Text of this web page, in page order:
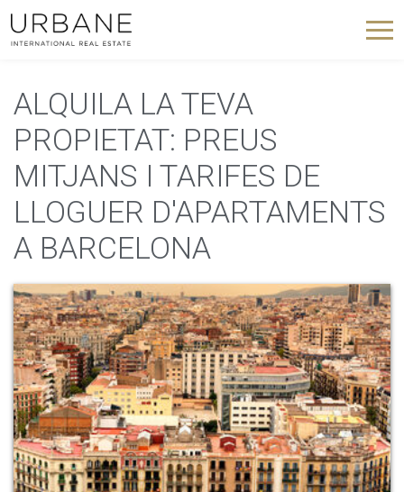
ALQUILA LA TEVA
PROPIETAT: PREUS
MITJANS I TARIFES DE
LLOGUER D'APARTAMENTS
A BARCELONA